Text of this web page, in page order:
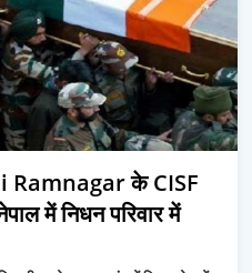
Ramnagar के CISF
में निधन परिवार में